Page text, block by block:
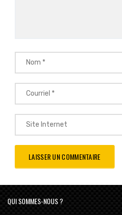
QUI SOMMES-NOUS ?